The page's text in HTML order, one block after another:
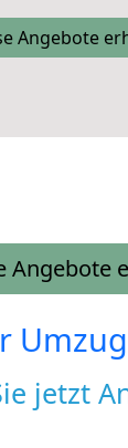
Angebote
Angebote
Umzug
jetzt